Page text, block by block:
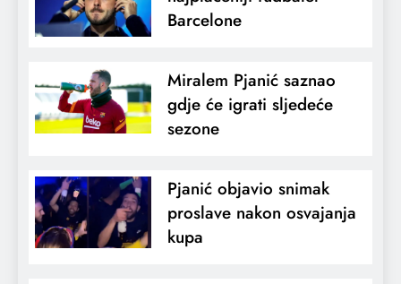
Barcelone
Miralem Pjanić saznao
gdje će igrati sljedeće
sezone
Pjanić objavio snimak
proslave nakon osvajanja
kupa